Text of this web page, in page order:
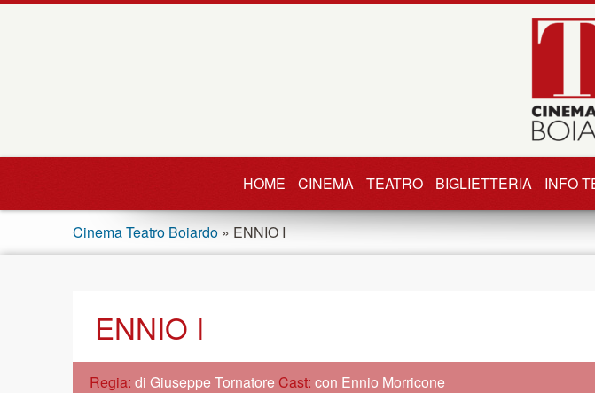
HOME CINEMA TEATRO BIGLIETTERIA INFO
Cinema Teatro Boiardo » ENNIO I
ENNIO I
Regia: di Giuseppe Tornatore Cast: con Ennio Morricone